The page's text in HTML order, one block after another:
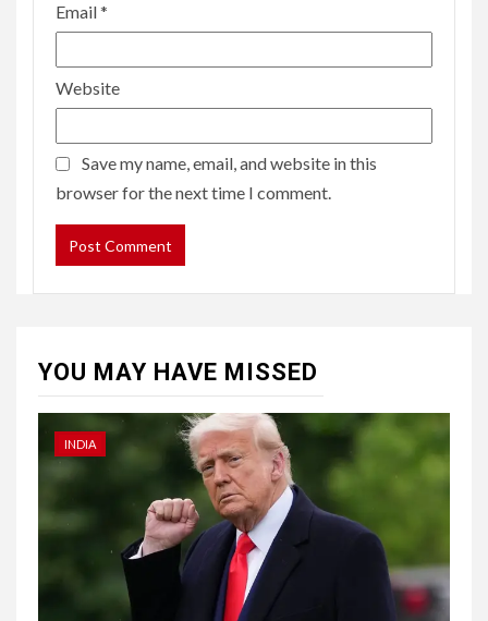
Email*
Website
Save my name, email, and website in this
browser for the next time I comment.
YOU MAY HAVE MISSED
INDIA